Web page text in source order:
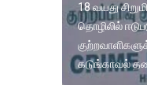
18 வயது
தொழிலில்
கடுங்காவல்